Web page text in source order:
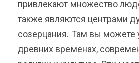
привлекают множество
также являются центрами
созерцания. Там вы можете
древних временах,